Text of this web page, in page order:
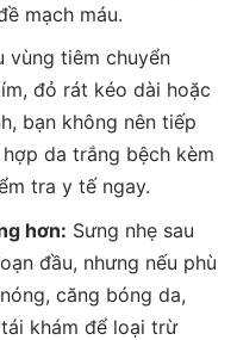
mạch máu.
vùng tiêm chuyển
đỏ rát kéo dài hoặc
bạn không nên tiếp
da trắng bệch kèm
tra y tế ngay.
hơn: Sưng nhẹ sau
đầu, nhưng nếu phù
căng bóng da,
khám để loại trừ